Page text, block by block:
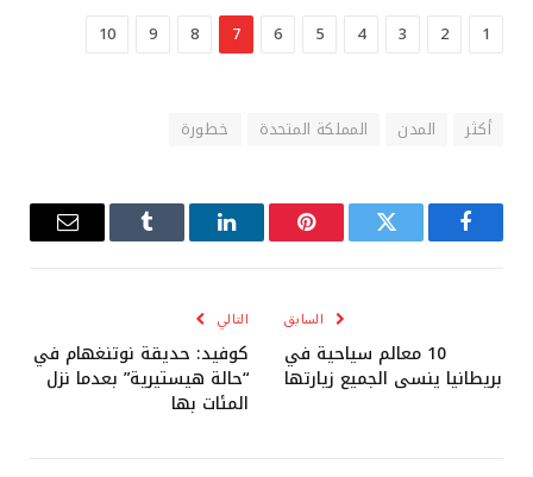
1
2
3
4
5
6
7
8
9
10
أكثر المدن المملكة المتحدة خطورة
فيسبوك تويتر بينتيريستلينكدإن Tumblr
البريد
السابق
10 معالم سياحية في
بريطانيا ينسى الجميع زيارتها
التالي
كوفيد: حديقة نوتنغهام في
“حالة هيستيرية” بعدما نزل
المئات بها